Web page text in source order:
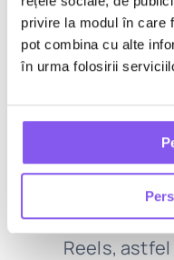
privire la modul în care
pot combina cu alte
în urma folosirii
trei opțiuni
reels pe
petrecut de
se
adăugat
Reels,